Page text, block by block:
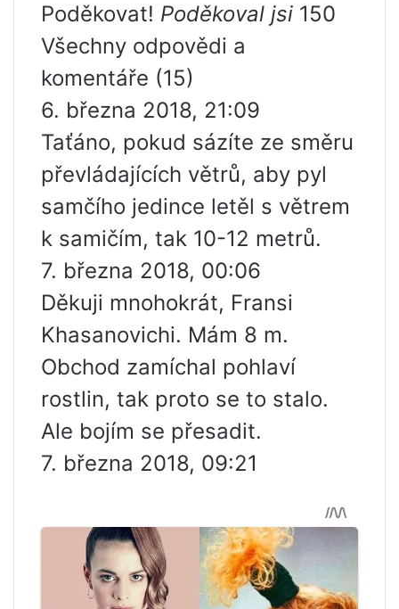
Poděkovat! Poděkoval jsi 150
Všechny odpovědi a
komentáře (15)
6. března 2018, 21:09
Taťáno, pokud sázíte ze směru
převládajících větrů, aby pyl
samčího jedince letěl s větrem
k samičím, tak 10-12 metrů.
7. března 2018, 00:06
Děkuji mnohokrát, Fransi
Khasanovichi. Mám 8 m.
Obchod zamíchal pohlaví
rostlin, tak proto se to stalo.
Ale bojím se přesadit.
7. března 2018, 09:21